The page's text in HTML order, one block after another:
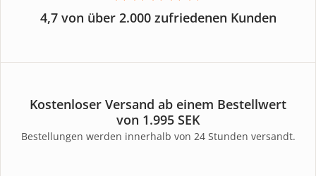
4,7 von über 2.000 zufriedenen Kunden
Kostenloser Versand ab einem Bestellwert
von 1.995 SEK
Bestellungen werden innerhalb von 24 Stunden versandt.